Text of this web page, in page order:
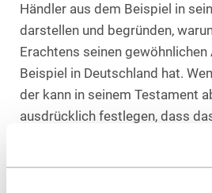
Händler aus dem Beispiel in
darstellen und begründen,
Erachtens seinen
Beispiel in Deutschland hat.
der kann in seinem Testament
ausdrücklich festlegen, dass
eigenen Staatsangehörigkeit
dort der Zusatz ‚Es soll das